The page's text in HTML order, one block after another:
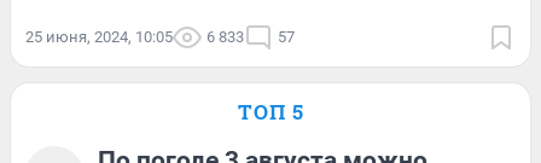
25 июня, 2024, 10:05 6 833 57
ТОП 5